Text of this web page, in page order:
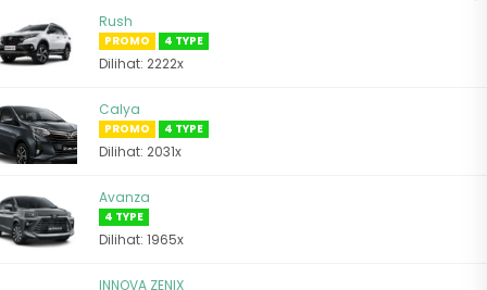
Rush
PROMO 4 TYPE
Dilihat: 2222x
Calya
PROMO 4 TYPE
Dilihat: 2031x
Avanza
4 TYPE
Dilihat: 1965x
INNOVA ZENIX